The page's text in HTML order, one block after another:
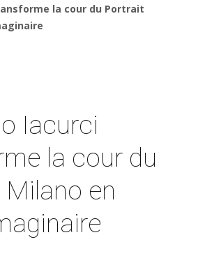
la cour du Portrait
Iacurci
la cour du
en